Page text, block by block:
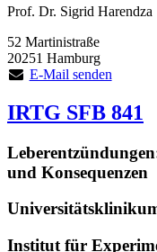
Prof. Dr. Sigrid Harendza
52 Martinistraße
20251 Hamburg
E-Mail senden
IRTG SFB 841
und Konsequenzen
Institut für